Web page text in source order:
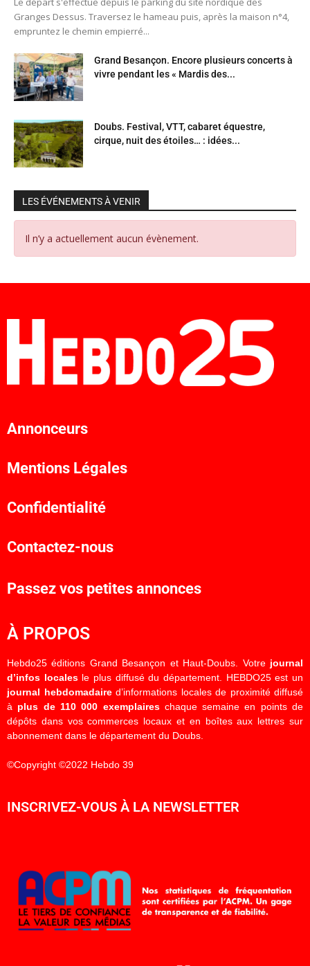
Granges Dessus. Traversez le hameau puis, après la maison n°4,
empruntez le chemin empierré...
Grand Besançon. Encore plusieurs concerts à
vivre pendant les « Mardis des...
Doubs. Festival, VTT, cabaret équestre,
cirque, nuit des étoiles… : idées...
LES ÉVÉNEMENTS À VENIR
Il n’y a actuellement aucun évènement.
Annonceurs
Mentions Légales
Confidentialité
Contactez-nous
Passez vos petites annonces
À PROPOS
Hebdo25 éditions Grand Besançon et Haut-Doubs. Votre journal
d’infos localesle plus diffusé du département. HEBDO25 est un
journal hebdomadaired’informations locales de proximité diffusé
à plus de 110 000 exemplaireschaque semaine en points de
dépôts dans vos commerces locaux et en boîtes aux lettres sur
abonnement dans le département du Doubs.
©Copyright ©2022 Hebdo 39
INSCRIVEZ-VOUS À LA NEWSLETTER